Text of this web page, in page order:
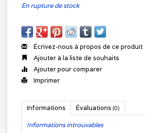
En rupture de stock
Écrivez-nous à propos de ce produit
Ajouter à la liste de souhaits
Ajouter pour comparer
Imprimer
Informations Évaluations (0)
Informations introuvables